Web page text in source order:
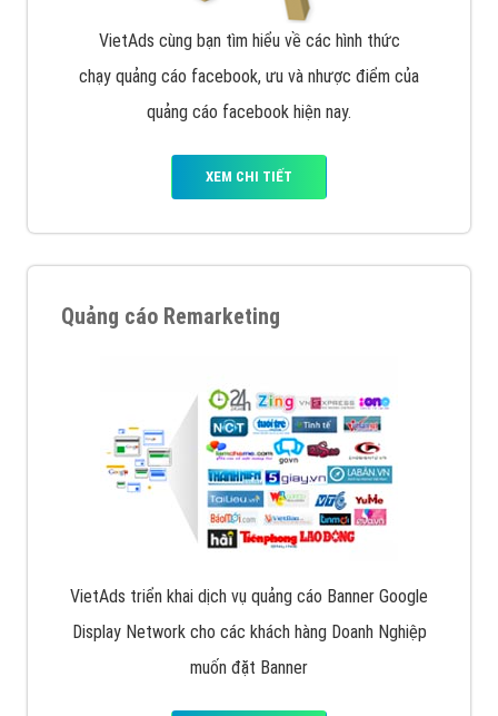
VietAds cùng bạn tìm hiểu về các hình thức
chạy quảng cáo facebook, ưu và nhược điểm của
quảng cáo facebook hiện nay.
XEM CHI TIẾT
Quảng cáo Remarketing
VietAds triển khai dịch vụ quảng cáo Banner Google
Display Network cho các khách hàng Doanh Nghiệp
muốn đặt Banner